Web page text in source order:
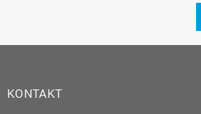
Projektmanagement Office
KONTAKT